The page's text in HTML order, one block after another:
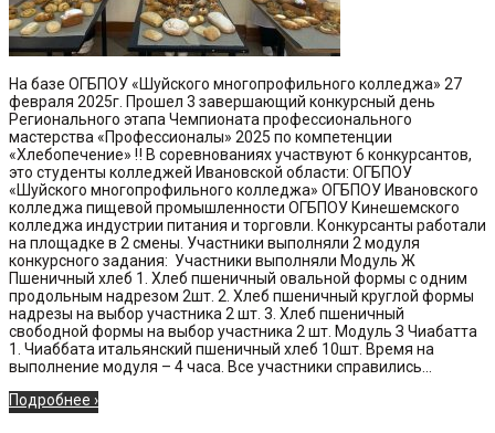
На базе ОГБПОУ «Шуйского многопрофильного колледжа» 27
февраля 2025г. Прошел 3 завершающий конкурсный день
Регионального этапа Чемпионата профессионального
мастерства «Профессионалы» 2025 по компетенции
«Хлебопечение» ‼️ В соревнованиях участвуют 6 конкурсантов,
это студенты колледжей Ивановской области: ОГБПОУ
«Шуйского многопрофильного колледжа» ОГБПОУ Ивановского
колледжа пищевой промышленности ОГБПОУ Кинешемского
колледжа индустрии питания и торговли. Конкурсанты работали
на площадке в 2 смены. Участники выполняли 2 модуля
конкурсного задания: Участники выполняли Модуль Ж
Пшеничный хлеб 1. Хлеб пшеничный овальной формы с одним
продольным надрезом 2шт. 2. Хлеб пшеничный круглой формы
надрезы на выбор участника 2 шт. 3. Хлеб пшеничный
свободной формы на выбор участника 2 шт. Модуль З Чиабатта
1. Чиаббата итальянский пшеничный хлеб 10шт. Время на
выполнение модуля – 4 часа. Все участники справились...
Подробнее ›